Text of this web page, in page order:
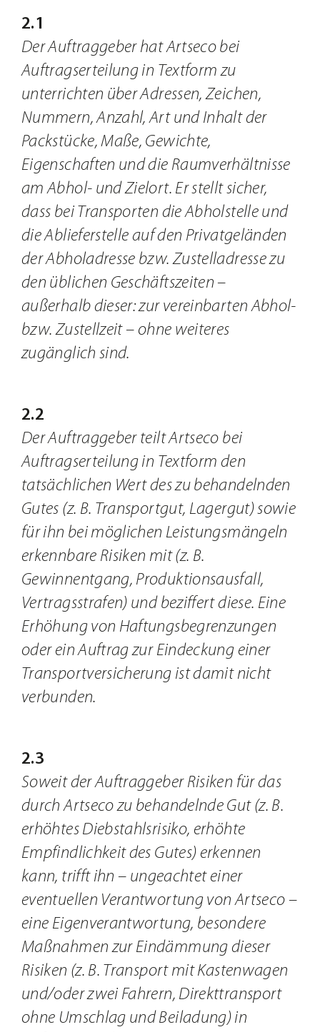
2.1
Der Auftraggeber hat Artseco bei
Auftragserteilung in Textform zu
unterrichten über Adressen, Zeichen,
Nummern, Anzahl, Art und Inhalt der
Packstücke, Maße, Gewichte,
Eigenschaften und die Raumverhältnisse
am Abhol- und Zielort. Er stellt sicher,
dass bei Transporten die Abholstelle und
die Ablieferstelle auf den Privatgeländen
der Abholadresse bzw. Zustelladresse zu
den üblichen Geschäftszeiten –
außerhalb dieser: zur vereinbarten Abhol-
bzw. Zustellzeit – ohne weiteres
zugänglich sind.
2.2
Der Auftraggeber teilt Artseco bei
Auftragserteilung in Textform den
tatsächlichen Wert des zu behandelnden
Gutes (z. B. Transportgut, Lagergut) sowie
für ihn bei möglichen Leistungsmängeln
erkennbare Risiken mit (z. B.
Gewinnentgang, Produktionsausfall,
Vertragsstrafen) und beziffert diese. Eine
Erhöhung von Haftungsbegrenzungen
oder ein Auftrag zur Eindeckung einer
Transportversicherung ist damit nicht
verbunden.
2.3
Soweit der Auftraggeber Risiken für das
durch Artseco zu behandelnde Gut (z. B.
erhöhtes Diebstahlsrisiko, erhöhte
Empfindlichkeit des Gutes) erkennen
kann, trifft ihn – ungeachtet einer
eventuellen Verantwortung von Artseco –
eine Eigenverantwortung, besondere
Maßnahmen zur Eindämmung dieser
Risiken (z. B. Transport mit Kastenwagen
und/oder zwei Fahrern, Direkttransport
ohne Umschlag und Beiladung) in